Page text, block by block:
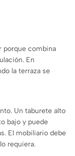
porque combina
En
la terraza se
Un taburete alto
bajo y puede
El mobiliario debe
requiera.